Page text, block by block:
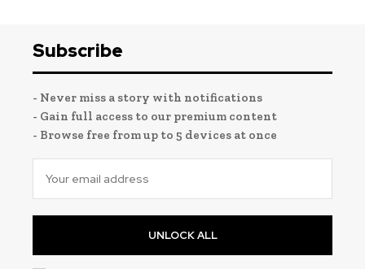
Subscribe
- Never miss a story with notifications
- Gain full access to our premium content
- Browse free from up to 5 devices at once
UNLOCK ALL